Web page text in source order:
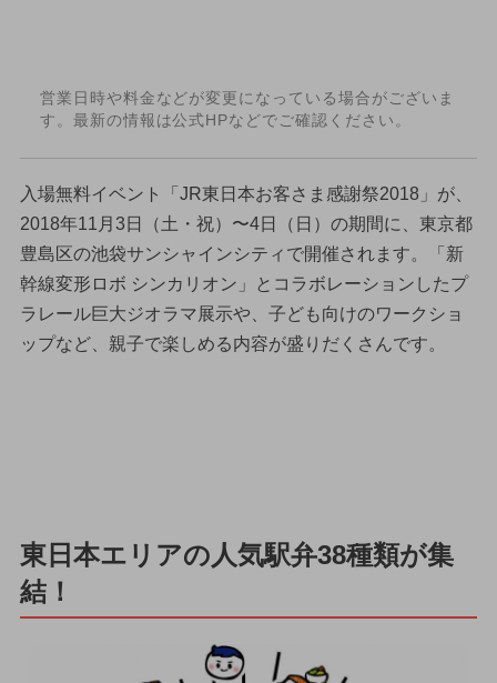
営業日時や料金などが変更になっている場合がございま
す。最新の情報は公式HPなどでご確認ください。
入場無料イベント「JR東日本お客さま感謝祭2018」が、
2018年11月3日（土・祝）〜4日（日）の期間に、東京都
豊島区の池袋サンシャインシティで開催されます。「新
幹線変形ロボ シンカリオン」とコラボレーションしたプ
ラレール巨大ジオラマ展示や、子ども向けのワークショ
ップなど、親子で楽しめる内容が盛りだくさんです。
東日本エリアの人気駅弁38種類が集
結！